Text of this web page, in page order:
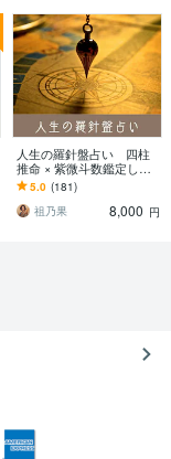
人生の羅針盤占い 四柱
推命 × 紫微斗数鑑定しま
す 完全版・四柱推命 × 紫
微斗数で人生を解き明か
しませんか？
5.0 (181)
祖乃果
8,000 円